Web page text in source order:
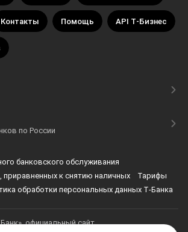
Контакты Помощь API Т‑Бизнес
по России
банковского обслуживания
приравненных к снятию наличных
Тарифы
обработки персональных данных Т‑Банка
официальный сайт,